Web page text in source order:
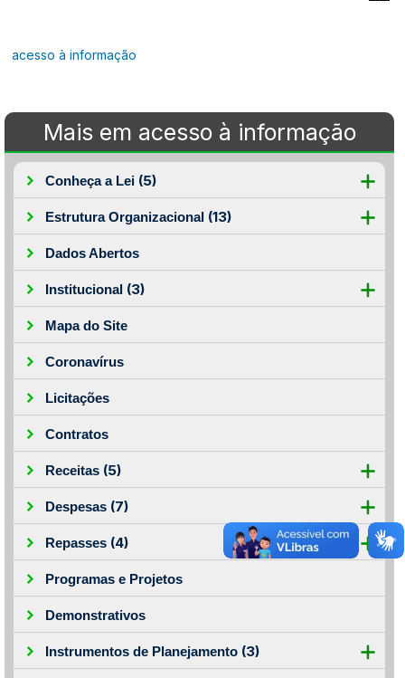
acesso à informação
Mais em acesso à informação
Conheça a Lei (5)
Estrutura Organizacional (13)
Dados Abertos
Institucional (3)
Mapa do Site
Coronavírus
Licitações
Contratos
Receitas (5)
Despesas (7)
Repasses (4)
Programas e Projetos
Demonstrativos
Instrumentos de Planejamento (3)